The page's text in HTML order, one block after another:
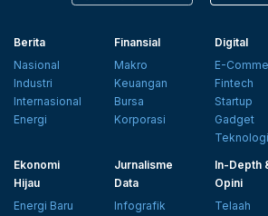
Berita
Nasional
Industri
Internasional
Energi
Finansial
Makro
Keuangan
Bursa
Korporasi
Digital
E-
Fintech
Startup
Gadget
Teknologi
Ekonomi
Hijau
Energi Baru
Jurnalisme
Data
Infografik
In-Depth
Opini
Telaah